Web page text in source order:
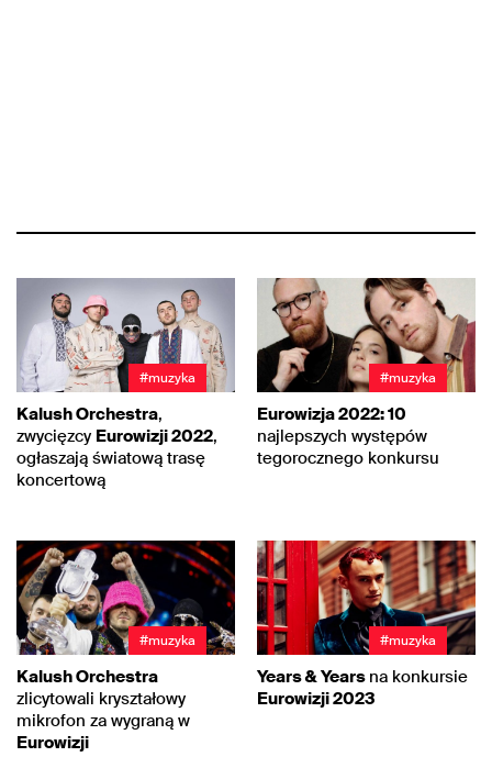
#muzyka
Kalush Orchestra,
zwycięzcy Eurowizji 2022,
ogłaszają światową trasę
koncertową
#muzyka
Eurowizja 2022: 10
najlepszych występów
tegorocznego konkursu
#muzyka
Kalush Orchestra
zlicytowali kryształowy
mikrofon za wygraną w
Eurowizji
#muzyka
Years & Years na konkursie
Eurowizji 2023